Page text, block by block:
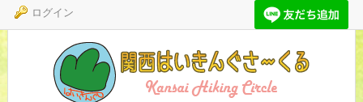
ログイン